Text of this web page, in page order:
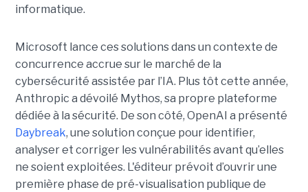
informatique.
Microsoft lance ces solutions dans un contexte de
concurrence accrue sur le marché de la
cybersécurité assistée par l’IA. Plus tôt cette année,
Anthropic a dévoilé Mythos, sa propre plateforme
dédiée à la sécurité. De son côté, OpenAI a présenté
Daybreak, une solution conçue pour identifier,
analyser et corriger les vulnérabilités avant qu’elles
ne soient exploitées. L'éditeur prévoit d’ouvrir une
première phase de pré-visualisation publique de